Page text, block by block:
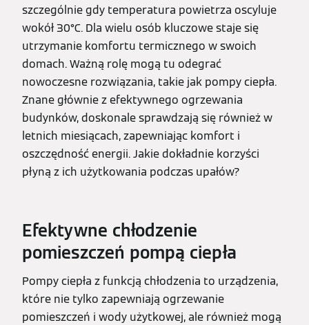
szczególnie gdy temperatura powietrza oscyluje
wokół 30°C. Dla wielu osób kluczowe staje się
utrzymanie komfortu termicznego w swoich
domach. Ważną rolę mogą tu odegrać
nowoczesne rozwiązania, takie jak pompy ciepła.
Znane głównie z efektywnego ogrzewania
budynków, doskonale sprawdzają się również w
letnich miesiącach, zapewniając komfort i
oszczędność energii. Jakie dokładnie korzyści
płyną z ich użytkowania podczas upałów?
Efektywne chłodzenie
pomieszczeń pompą ciepła
Pompy ciepła z funkcją chłodzenia to urządzenia,
które nie tylko zapewniają ogrzewanie
pomieszczeń i wody użytkowej, ale również mogą